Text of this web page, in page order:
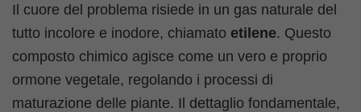
Il cuore del problema risiede in un gas naturale del
tutto incolore e inodore, chiamato etilene. Questo
composto chimico agisce come un vero e proprio
ormone vegetale, regolando i processi di
maturazione delle piante. Il dettaglio fondamentale,